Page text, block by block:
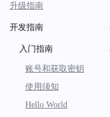
升级指南
开发指南
入门指南
账号和获取密钥
使用须知
Hello World